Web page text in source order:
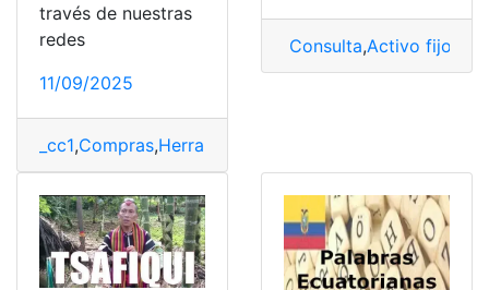
través de nuestras
redes
11/09/2025
_cc1,Compras,Herramientas Ecuador
Consulta,Activo fijo